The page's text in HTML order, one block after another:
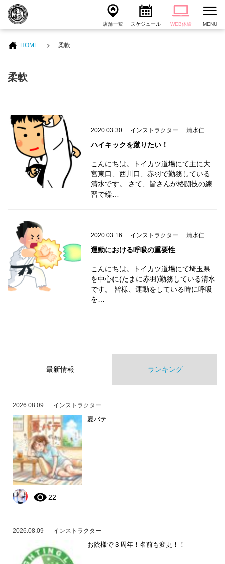
店舗一覧 スケジュール WEB体験 MENU
HOME 柔軟
柔軟
2020.03.30 インストラクター 清水仁
ハイキックを蹴りたい！
こんにちは。トイカツ道場にて主に大
宮東口、西川口、赤羽で勤務している
清水です。 さて、皆さんが格闘技の練
習で繰…
2020.03.16 インストラクター 清水仁
運動における呼吸の重要性
こんにちは。トイカツ道場にて埼玉県
を中心に(たまに赤羽)勤務している清水
です。 皆様、運動をしている時に呼吸
を…
最新情報 ランキング
2026.08.09 インストラクター
夏バテ
22
2026.08.09 インストラクター
お陰様で３周年！名前も変更！！